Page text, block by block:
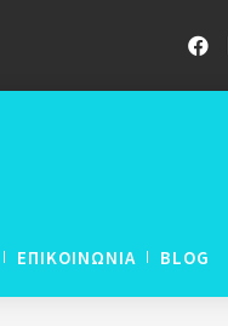
ΕΠΙΚΟΙΝΩΝΙΑ BLOG